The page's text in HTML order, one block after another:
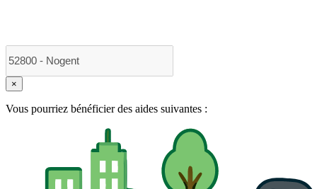
×
Vous pourriez bénéficier des aides suivantes :